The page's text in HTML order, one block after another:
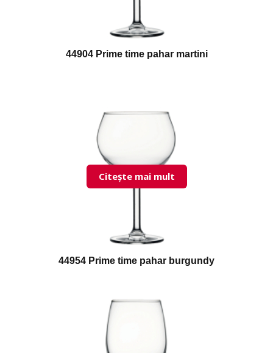
44904 Prime time pahar martini
44954 Prime time pahar burgundy
Citește mai mult